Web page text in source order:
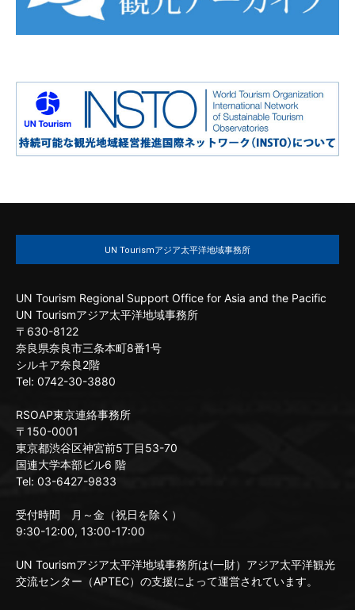
UN Tourismアジア太平洋地域事務所
UN Tourism Regional Support Office for Asia and the Pacific
UN Tourismアジア太平洋地域事務所
〒630-8122
奈良県奈良市三条本町8番1号
シルキア奈良2階
Tel: 0742-30-3880
RSOAP東京連絡事務所
〒150-0001
東京都渋谷区神宮前5丁目53-70
国連大学本部ビル6 階
Tel: 03-6427-9833
受付時間 月～金（祝日を除く）
9:30-12:00, 13:00-17:00
UN Tourismアジア太平洋地域事務所は(一財）アジア太平洋観光
交流センター（APTEC）の支援によって運営されています。